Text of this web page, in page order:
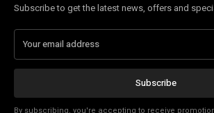
Subscribe to get the latest news, offers and
Subscribe
By subscribing, you're accepting to receive